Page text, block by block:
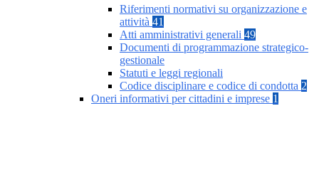
Riferimenti normativi su organizzazione e
attività 41
Atti amministrativi generali 49
Documenti di programmazione strategico-
gestionale
Statuti e leggi regionali
Codice disciplinare e codice di condotta 2
Oneri informativi per cittadini e imprese 1